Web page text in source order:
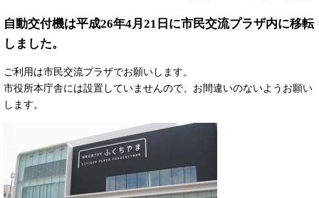
自動交付機は平成26年4月21日に市民交流プラザ内に移転
しました。
ご利用は市民交流プラザでお願いします。
市役所本庁舎には設置していませんので、お間違いのないようお願い
します。